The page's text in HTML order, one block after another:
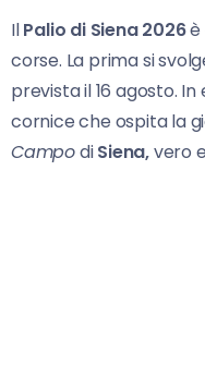
IlPalio di Siena2026è
corse. La prima si
prevista il 16 agosto.
cornice che ospita la
CampodiSiena,vero